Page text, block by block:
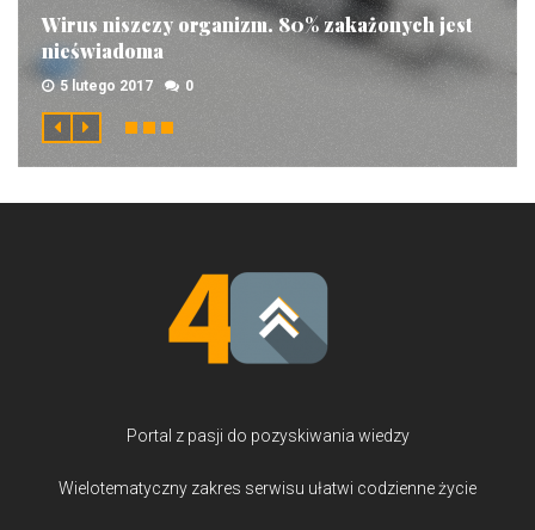
Wirus niszczy organizm. 80% zakażonych jest
nieświadoma
5 lutego 2017 0
Portal z pasji do pozyskiwania wiedzy
Wielotematyczny zakres serwisu ułatwi codzienne życie